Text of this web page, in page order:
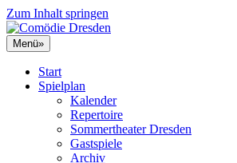
Zum Inhalt springen
Menü»
Start
Spielplan
Kalender
Repertoire
Sommertheater Dresden
Gastspiele
Archiv